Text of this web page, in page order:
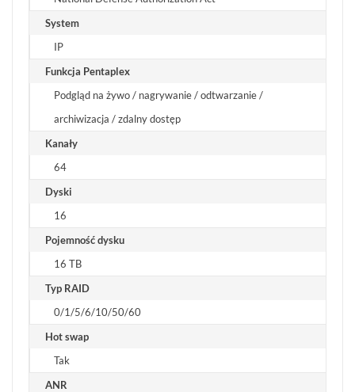
System
IP
Funkcja Pentaplex
Podgląd na żywo / nagrywanie / odtwarzanie /
archiwizacja / zdalny dostęp
Kanały
64
Dyski
16
Pojemność dysku
16 TB
Typ RAID
0/1/5/6/10/50/60
Hot swap
Tak
ANR